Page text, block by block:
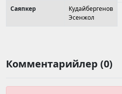
Саяпкер
Кудайбергенов
Эсенжол
Комментарийлер (0)